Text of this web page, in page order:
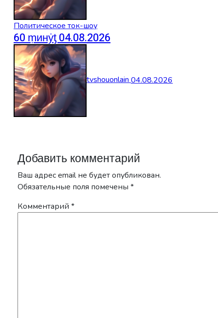
Политическое ток-шоу
60 ṃинẏƫ 04.08.2026
tvshouonlain04.08.2026
Добавить комментарий
Ваш адрес email не будет опубликован.
Обязательные поля помечены *
Комментарий *